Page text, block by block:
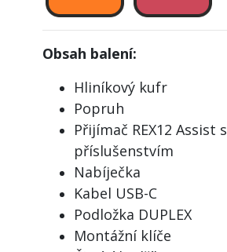
Obsah balení:
Hliníkový kufr
Popruh
Přijímač REX12 Assist s
příslušenstvím
Nabíječka
Kabel USB-C
Podložka DUPLEX
Montážní klíče